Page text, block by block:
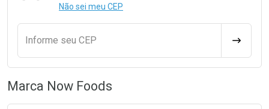
Não sei meu CEP
Informe seu CEP
Marca Now Foods